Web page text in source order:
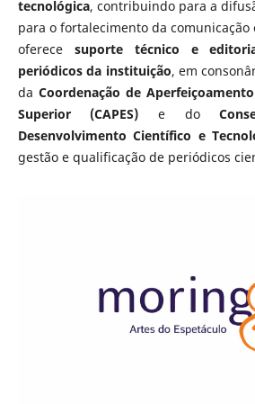
tecnológica, contribuindo para a
para o fortalecimento da comunicação
oferece suporte técnico e
periódicos da instituição, em
da Coordenação de
Superior (CAPES) e do
Desenvolvimento Científico e
gestão e qualificação de periódicos